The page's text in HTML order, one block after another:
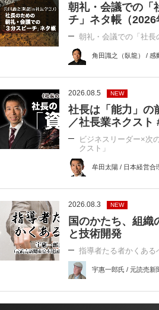
朝礼・会議での「
チ」ネタ帳（2026
朝礼・会議での「社長
角田識之（臥龍） / 感
2026.08.5 NEW
社長は「能力」の
／社長業ネクスト
ビジネスリーダー×次
クスト」
牟田太陽 / 日本経営合
2026.08.3 NEW
国のかたち、組織
と技術開発
指導者たる者かくある
宇惠一郎氏 / 元読売新